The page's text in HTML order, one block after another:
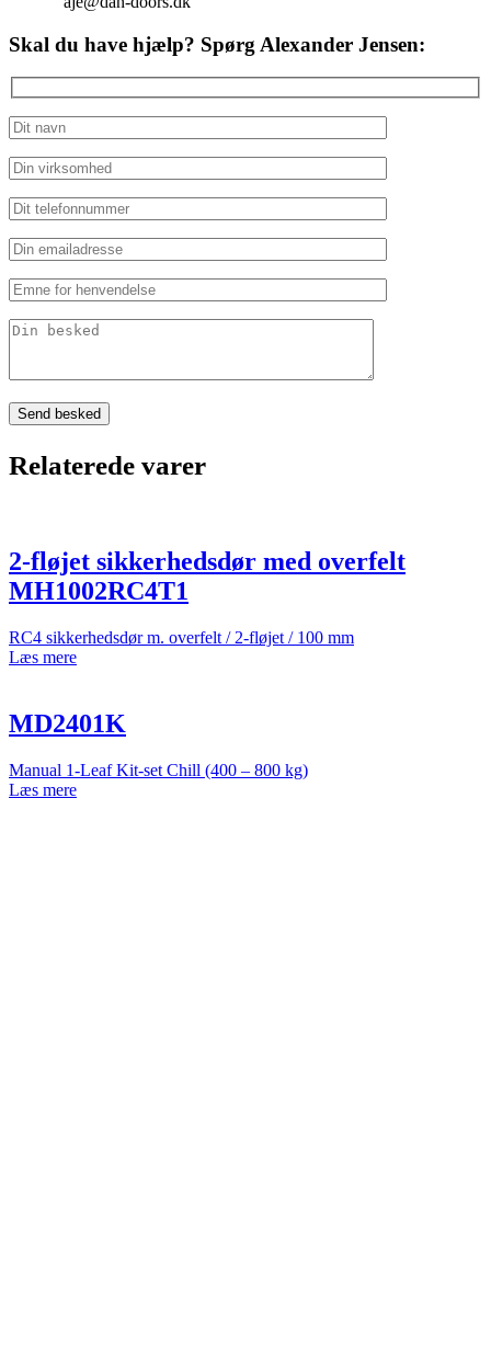
Skal du have hjælp? Spørg Alexander Jensen:
Relaterede varer
2-fløjet sikkerhedsdør med overfelt
MH1002RC4T1
RC4 sikkerhedsdør m. overfelt / 2-fløjet / 100 mm
Læs mere
MD2401K
Manual 1-Leaf Kit-set Chill (400 – 800 kg)
Læs mere